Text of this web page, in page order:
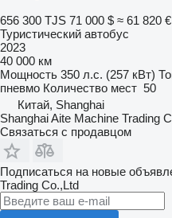
656 300 TJS 71 000 $ ≈ 61 820 €
Туристический автобус
2023
40 000 км
Мощность 350 л.с. (257 кВт)
пневмо Количество мест 50
Китай, Shanghai
Shanghai Aite Machine Trading
Связаться с продавцом
Подписаться на новые
Trading Co.,Ltd